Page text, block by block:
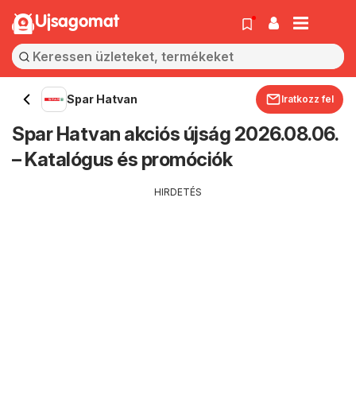
Ujsagomat
Spar Hatvan Iratkozz fel
Spar Hatvan akciós újság 2026.08.06.
– Katalógus és promóciók
HIRDETÉS